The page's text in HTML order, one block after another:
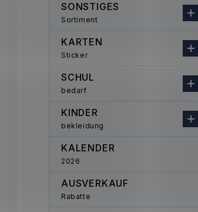
SONSTIGES
Sortiment
KARTEN
Sticker
SCHUL
bedarf
KINDER
bekleidung
KALENDER
2026
AUSVERKAUF
Rabatte